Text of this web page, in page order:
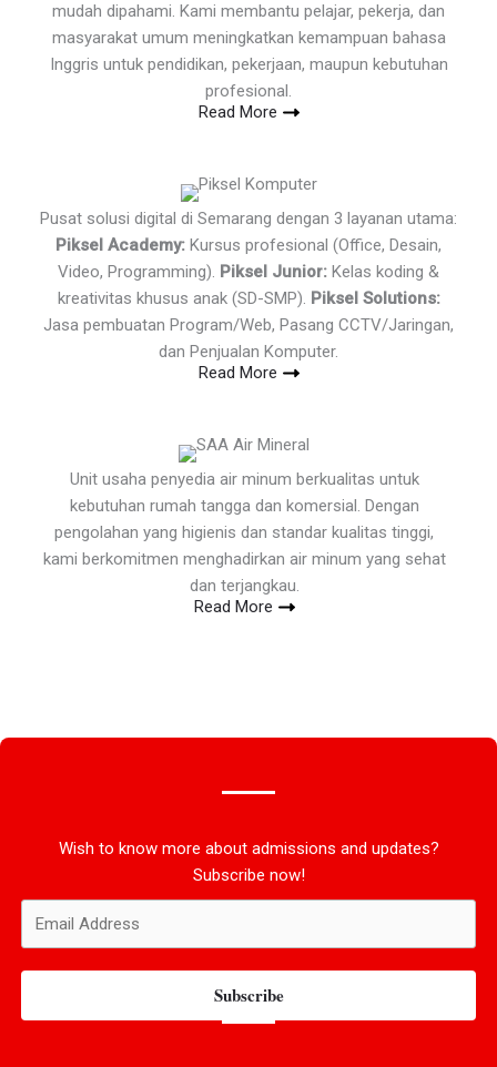
mudah dipahami. Kami membantu pelajar, pekerja, dan
masyarakat umum meningkatkan kemampuan bahasa
Inggris untuk pendidikan, pekerjaan, maupun kebutuhan
profesional.
Read More
Pusat solusi digital di Semarang dengan 3 layanan utama:
Piksel Academy: Kursus profesional (Office, Desain,
Video, Programming). Piksel Junior: Kelas koding &
kreativitas khusus anak (SD-SMP). Piksel Solutions:
Jasa pembuatan Program/Web, Pasang CCTV/Jaringan,
dan Penjualan Komputer.
Read More
Unit usaha penyedia air minum berkualitas untuk
kebutuhan rumah tangga dan komersial. Dengan
pengolahan yang higienis dan standar kualitas tinggi,
kami berkomitmen menghadirkan air minum yang sehat
dan terjangkau.
Read More
Wish to know more about admissions and updates?
Subscribe now!
Subscribe